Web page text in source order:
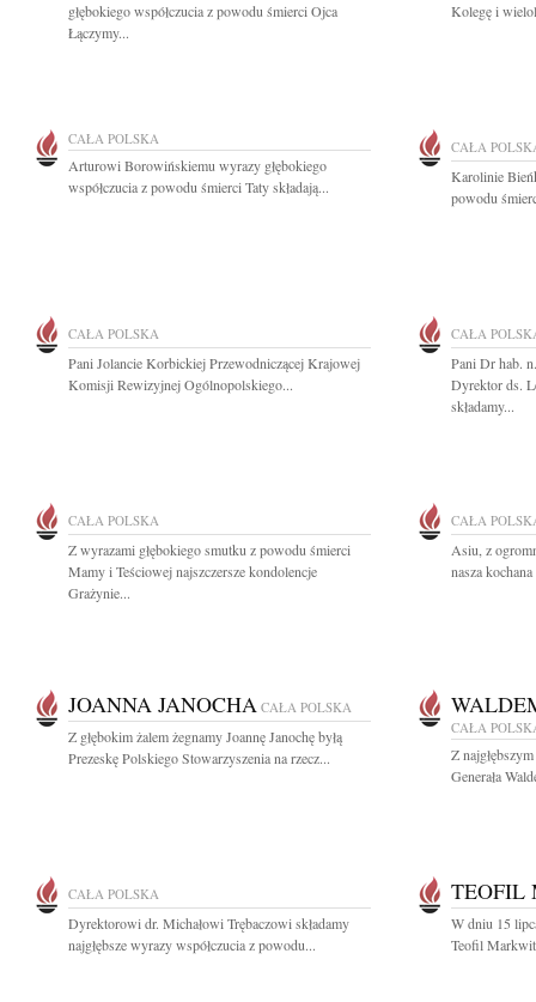
głębokiego współczucia z powodu śmierci Ojca
Łączymy...
Kolegę i
CAŁA POLSKA
Arturowi Borowińskiemu wyrazy głębokiego
współczucia z powodu śmierci Taty składają...
CAŁA
Karolinie
powodu
CAŁA POLSKA
Pani Jolancie Korbickiej Przewodniczącej Krajowej
Komisji Rewizyjnej Ogólnopolskiego...
CAŁA
Pani Dr hab.
Dyrektor ds.
składamy...
CAŁA POLSKA
Z wyrazami głębokiego smutku z powodu śmierci
Mamy i Teściowej najszczersze kondolencje
Grażynie...
CAŁA
Asiu, z
nasza
JOANNA JANOCHA CAŁA POLSKA
Z głębokim żalem żegnamy Joannę Janochę byłą
Prezeskę Polskiego Stowarzyszenia na rzecz...
CAŁA
Z
Generała
CAŁA POLSKA
Dyrektorowi dr. Michałowi Trębaczowi składamy
najgłębsze wyrazy współczucia z powodu...
TEOFIL
W dniu 15
Teofil